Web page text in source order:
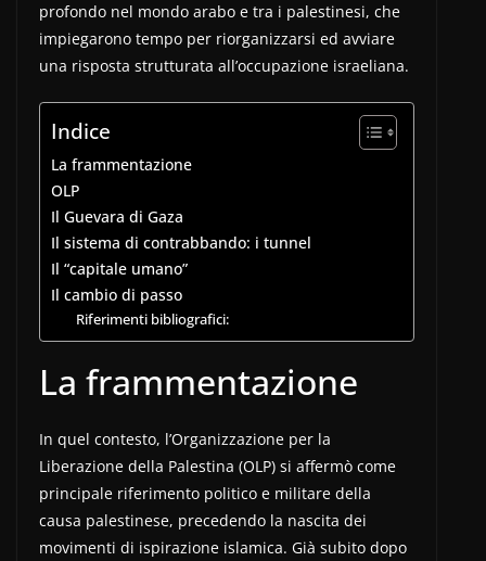
profondo nel mondo arabo e tra i palestinesi, che
impiegarono tempo per riorganizzarsi ed avviare
una risposta strutturata all’occupazione israeliana.
Indice
La frammentazione
OLP
Il Guevara di Gaza
Il sistema di contrabbando: i tunnel
Il “capitale umano”
Il cambio di passo
Riferimenti bibliografici:
La frammentazione
In quel contesto, l’Organizzazione per la
Liberazione della Palestina (OLP) si affermò come
principale riferimento politico e militare della
causa palestinese, precedendo la nascita dei
movimenti di ispirazione islamica. Già subito dopo